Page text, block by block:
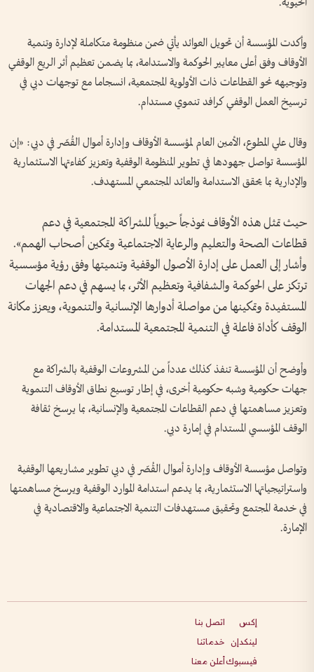
وأكدت المؤسسة أن تحويل العوائد يأتي ضمن منظومة متكاملة لإدارة وتنمية
الأوقاف وفق أعلى معايير الحوكمة والاستدامة، بما يضمن تعظيم أثر الريع الوقفي
وتوجيهه نحو القطاعات ذات الأولوية المجتمعية، انسجاما مع توجهات دبي في
ترسيخ العمل الوقفي كرافد تنموي مستدام.
وقال علي المطوع، الأمين العام لمؤسسة الأوقاف وإدارة أموال القُصّر في دبي: «إن
المؤسسة تواصل جهودها في تطوير المنظومة الوقفية وتعزيز كفاءتها الاستثمارية
والإدارية بما يحقق الاستدامة والعائد المجتمعي المستهدف.
حيث تمثل هذه الأوقاف نموذجاً حيوياً للشراكة المجتمعية في دعم
قطاعات الصحة والتعليم والرعاية الاجتماعية وتمكين أصحاب الهمم».
وأشار إلى العمل على إدارة الأصول الوقفية وتنميتها وفق رؤية مؤسسية
ترتكز على الحوكمة والشفافية وتعظيم الأثر، بما يسهم في دعم الجهات
المستفيدة وتمكينها من مواصلة أدوارها الإنسانية والتنموية، ويعزز مكانة
الوقف كأداة فاعلة في التنمية المجتمعية المستدامة.
وأوضح أن المؤسسة تنفذ كذلك عدداً من المشروعات الوقفية بالشراكة مع
جهات حكومية وشبه حكومية أخرى، في إطار توسيع نطاق الأوقاف التنموية
وتعزيز مساهمتها في دعم القطاعات المجتمعية والإنسانية، بما يرسخ ثقافة
الوقف المؤسسي المستدام في إمارة دبي.
وتواصل مؤسسة الأوقاف وإدارة أموال القُصّر في دبي تطوير مشاريعها الوقفية
واستراتيجياتها الاستثمارية، بما يدعم استدامة الموارد الوقفية ويرسخ مساهمتها
في خدمة المجتمع وتحقيق مستهدفات التنمية الاجتماعية والاقتصادية في
الإمارة.
إكس
لينكدإن
فيسبوك
اتصل بنا
خدماتنا
أعلن معنا